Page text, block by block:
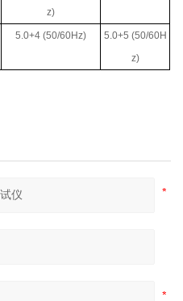
z)
5.0+4 (50/60Hz)
5.0+5 (50/60H
z)